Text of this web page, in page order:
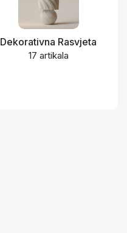
Dekorativna Rasvjeta
17 artikala